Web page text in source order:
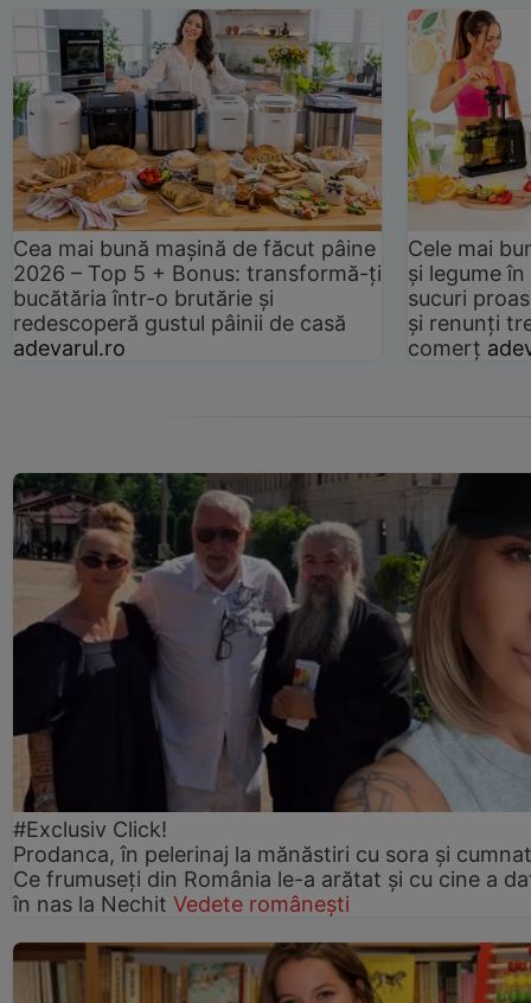
Cea mai bună mașină de făcut pâine
2026 – Top 5 + Bonus: transformă-ți
bucătăria într-o brutărie și
redescoperă gustul pâinii de casă
adevarul.ro
Cele mai
și legume
sucuri
și renunți
comerț
#Exclusiv Click!
Prodanca, în pelerinaj la mănăstiri cu sora și
Ce frumuseți din România le-a arătat și cu cine a
în nas la Nechit Vedete românești